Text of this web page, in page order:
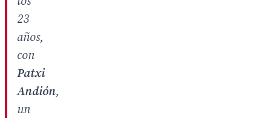
23
años,
con
Patxi
Andión,
un